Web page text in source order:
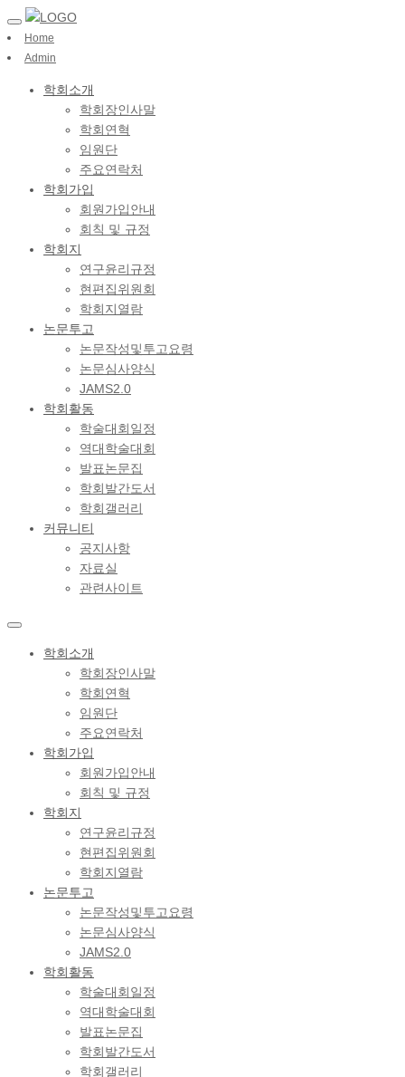
Home
Admin
학회소개
학회장인사말
학회연혁
임원단
주요연락처
학회가입
회원가입안내
회칙 및 규정
학회지
연구윤리규정
현편집위원회
학회지열람
논문투고
논문작성및투고요령
논문심사양식
JAMS2.0
학회활동
학술대회일정
역대학술대회
발표논문집
학회발간도서
학회갤러리
커뮤니티
공지사항
자료실
관련사이트
학회소개
학회장인사말
학회연혁
임원단
주요연락처
학회가입
회원가입안내
회칙 및 규정
학회지
연구윤리규정
현편집위원회
학회지열람
논문투고
논문작성및투고요령
논문심사양식
JAMS2.0
학회활동
학술대회일정
역대학술대회
발표논문집
학회발간도서
학회갤러리